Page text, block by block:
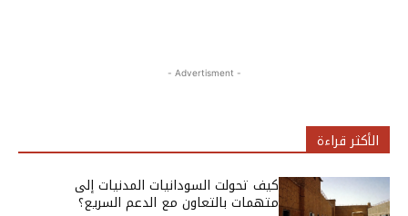
- Advertisment -
الأكثر قراءة
كيف تحولت السودانيات المدنيات إلى
متهمات بالتعاون مع الدعم السريع؟